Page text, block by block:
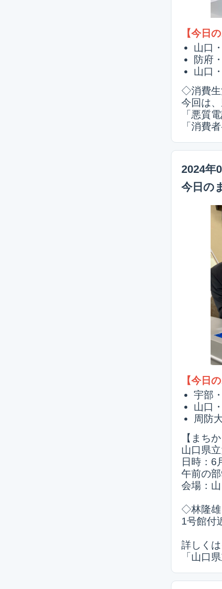
【今日
山口
防府
山口
◇消費生
今回は
「悪質
「消費
2024年
今日の
【今日
宇部
山口
周防
【まち
山口県
日時：6
午前の
会場：
◇林隆雄
1号館付
詳しく
「山口